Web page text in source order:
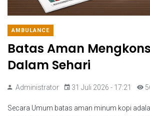
AMBULANCE
Batas Aman
Dalam Sehari
Administrator 31 Juli 2026 - 17:21
Secara Umum batas aman minum kopi